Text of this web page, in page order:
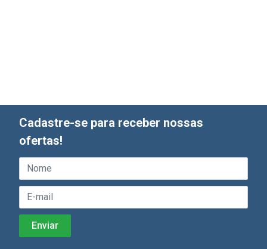
Cadastre-se para receber nossas
ofertas!